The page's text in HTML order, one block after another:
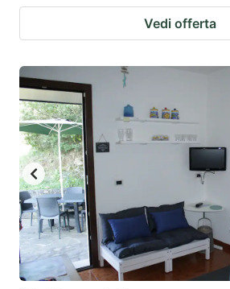
Vedi offerta